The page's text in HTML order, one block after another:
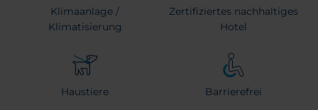
Klimaanlage /
Klimatisierung
Zertifiziertes nachhaltiges
Hotel
Haustiere Barrierefrei